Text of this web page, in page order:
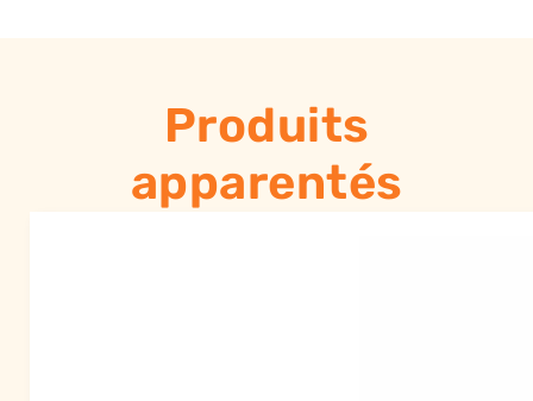
Produits
apparentés